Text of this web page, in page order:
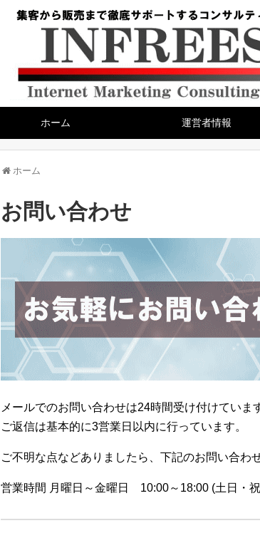
ホーム 運営者情報
ホーム
お問い合わせ
メールでのお問い合わせは24時間受け付けていま
ご返信は基本的に3営業日以内に行っています。
ご不明な点などありましたら、下記のお問い合わ
営業時間 月曜日～金曜日 10:00～18:00 (土日・